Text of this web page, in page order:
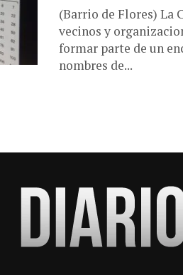
(Barrio de Flores) La
vecinos y
formar parte de un
nombres de...